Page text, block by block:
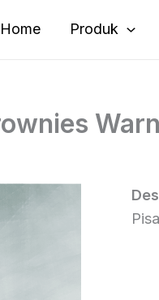
Home Produk